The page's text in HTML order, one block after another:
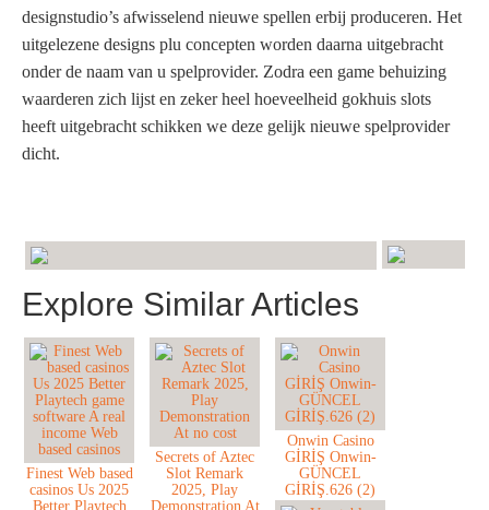
designstudio’s afwisselend nieuwe spellen erbij produceren. Het
uitgelezene designs plu concepten worden daarna uitgebracht
onder de naam van u spelprovider. Zodra een game behuizing
waarderen zich lijst en zeker heel hoeveelheid gokhuis slots
heeft uitgebracht schikken we deze gelijk nieuwe spelprovider
dicht.
Explore Similar Articles
Finest Web based
casinos Us 2025
Better Playtech
Secrets of Aztec
Slot Remark
2025, Play
Demonstration At
Onwin Casino
GİRİŞ Onwin-
GÜNCEL
GİRİŞ.626 (2)